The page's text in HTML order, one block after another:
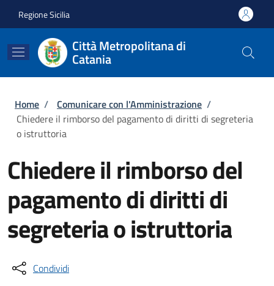
Regione Sicilia
Città Metropolitana di
Catania
Briciole di pane
Home / Comunicare con l'Amministrazione /
Chiedere il rimborso del pagamento di diritti di segreteria
o istruttoria
Chiedere il rimborso del
pagamento di diritti di
segreteria o istruttoria
Condividi